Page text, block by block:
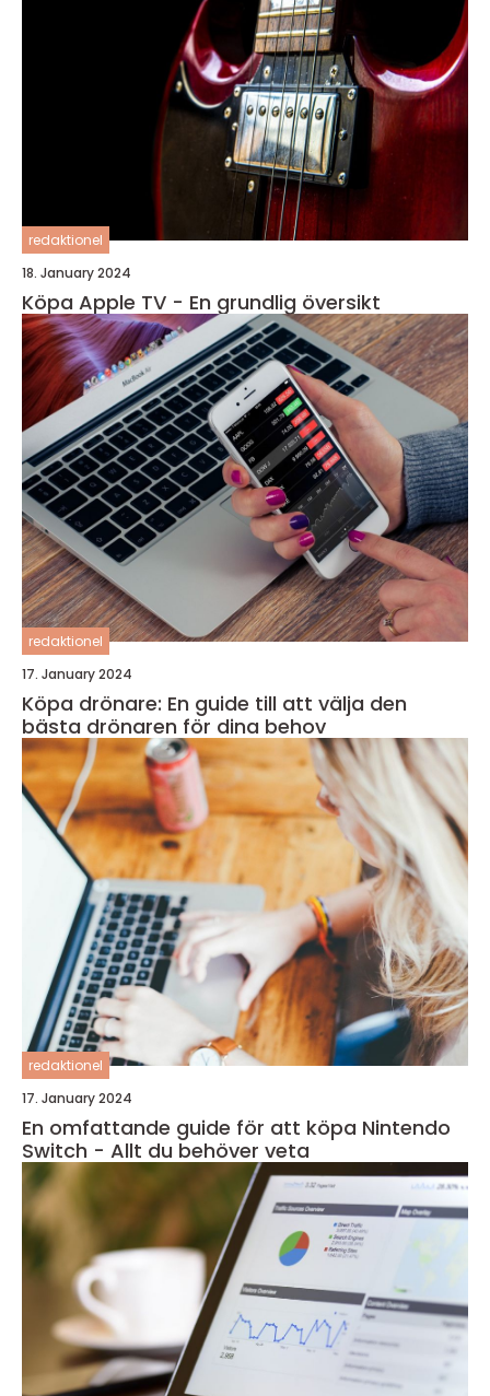
redaktionel
18. January 2024
Köpa Apple TV - En grundlig översikt
redaktionel
17. January 2024
Köpa drönare: En guide till att välja den
bästa drönaren för dina behov
redaktionel
17. January 2024
En omfattande guide för att köpa Nintendo
Switch - Allt du behöver veta